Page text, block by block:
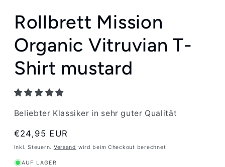
Rollbrett Mission
Organic Vitruvian T-
Shirt mustard
Beliebter Klassiker in sehr guter Qualität
Normaler
Preis
€24,95 EUR
Inkl. Steuern. Versand wird beim Checkout berechnet
AUF LAGER